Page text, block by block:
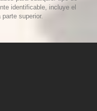
identificable, incluye el
superior.